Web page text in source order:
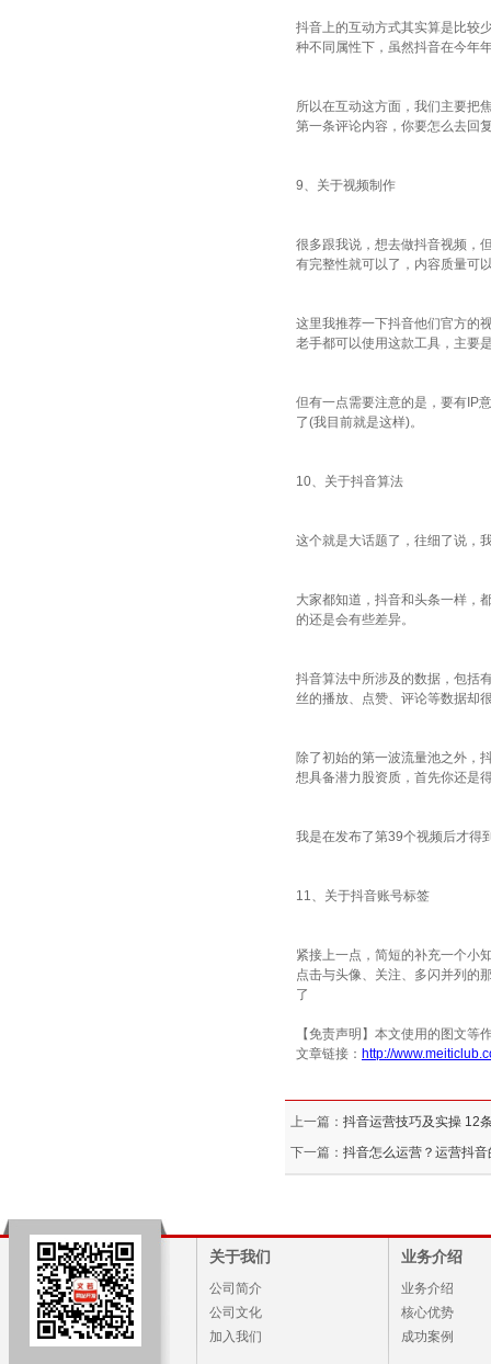
抖音上的互动方式其实算是比较
种不同属性下，虽然抖音在今年
所以在互动这方面，我们主要把
第一条评论内容，你要怎么去回
9、关于视频制作
很多跟我说，想去做抖音视频，
有完整性就可以了，内容质量可
这里我推荐一下抖音他们官方的
老手都可以使用这款工具，主要
但有一点需要注意的是，要有IP
了(我目前就是这样)。
10、关于抖音算法
这个就是大话题了，往细了说，
大家都知道，抖音和头条一样，
的还是会有些差异。
抖音算法中所涉及的数据，包括
丝的播放、点赞、评论等数据却
除了初始的第一波流量池之外，
想具备潜力股资质，首先你还是
我是在发布了第39个视频后才得
11、关于抖音账号标签
紧接上一点，简短的补充一个小
点击与头像、关注、多闪并列的
了
【免责声明】本文使用的图文
文章链接： http://
上一篇： 抖音运营技巧及实操 12
下一篇： 抖音怎么运营？运营抖
关于我们
公司简介
公司文化
加入我们
业务介绍
业务介绍
核心优势
成功案例